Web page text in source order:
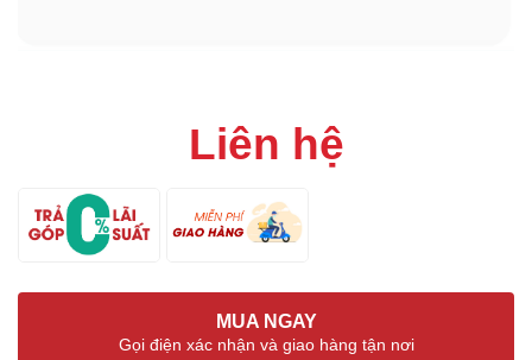
Liên hệ
MUA NGAY
Gọi điện xác nhận và giao hàng tận nơi